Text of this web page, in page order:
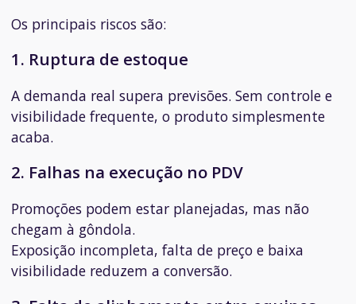
Os principais riscos são:
1. Ruptura de estoque
A demanda real supera previsões. Sem controle e
visibilidade frequente, o produto simplesmente
acaba.
2. Falhas na execução no PDV
Promoções podem estar planejadas, mas não
chegam à gôndola.
Exposição incompleta, falta de preço e baixa
visibilidade reduzem a conversão.